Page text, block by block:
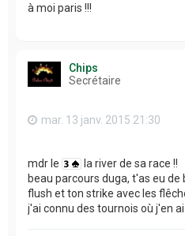
à moi paris !!!
Chips
Secrétaire
mar. 13 janv. 2015 21:30
mdr le
la river de sa race !!
beau parcours duga, t'as eu
flush et ton strike avec les
j'ai connu des tournois où j'en